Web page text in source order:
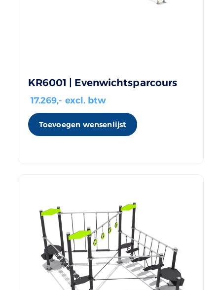
KR6001 | Evenwichtsparcours
17.269,- excl. btw
Toevoegen wensenlijst